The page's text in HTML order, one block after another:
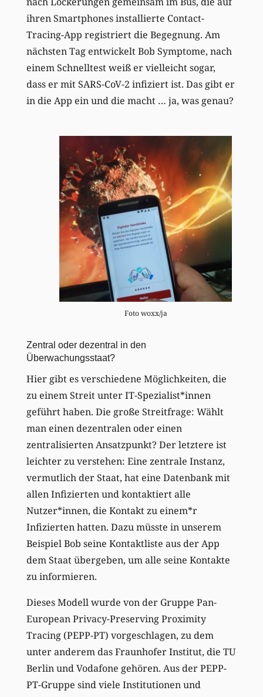
ihren Smartphones installierte Contact-
Tracing-App registriert die Begegnung. Am
nächsten Tag entwickelt Bob Symptome, nach
einem Schnelltest weiß er vielleicht sogar,
dass er mit SARS-CoV-2 infiziert ist. Das gibt er
in die App ein und die macht … ja, was genau?
Foto woxx/ja
Zentral oder dezentral in den
Überwachungsstaat?
Hier gibt es verschiedene Möglichkeiten, die
zu einem Streit unter IT-Spezialist*innen
geführt haben. Die große Streitfrage: Wählt
man einen dezentralen oder einen
zentralisierten Ansatzpunkt? Der letztere ist
leichter zu verstehen: Eine zentrale Instanz,
vermutlich der Staat, hat eine Datenbank mit
allen Infizierten und kontaktiert alle
Nutzer*innen, die Kontakt zu einem*r
Infizierten hatten. Dazu müsste in unserem
Beispiel Bob seine Kontaktliste aus der App
dem Staat übergeben, um alle seine Kontakte
zu informieren.
Dieses Modell wurde von der Gruppe Pan-
European Privacy-Preserving Proximity
Tracing (PEPP-PT) vorgeschlagen, zu dem
unter anderem das Fraunhofer Institut, die TU
Berlin und Vodafone gehören. Aus der PEPP-
PT-Gruppe sind viele Institutionen und